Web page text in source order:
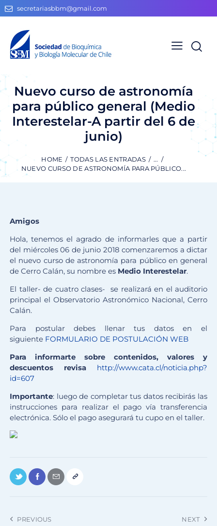
secretariasbbm@gmail.com
Nuevo curso de astronomía
para público general (Medio
Interestelar-A partir del 6 de
junio)
HOME TODAS LAS ENTRADAS
...
NUEVO CURSO DE ASTRONOMÍA PARA PÚBLICO...
Amigos
Hola, tenemos el agrado de informarles que a partir
del miércoles 06 de junio 2018 comenzaremos a dictar
el nuevo curso de astronomía para público en general
de Cerro Calán, su nombre es Medio Interestelar.
El taller- de cuatro clases- se realizará en el auditorio
principal el Observatorio Astronómico Nacional, Cerro
Calán.
Para postular debes llenar tus datos en el
siguiente FORMULARIO DE POSTULACIÓN WEB
Para informarte sobre contenidos, valores y
descuentos revisa http://www.cata.cl/noticia.php?
id=607
Importante: luego de completar tus datos recibirás las
instrucciones para realizar el pago vía transferencia
electrónica. Sólo el pago asegurará tu cupo en el taller.
PREVIOUS NEXT